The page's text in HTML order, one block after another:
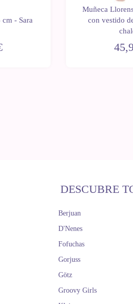
- Sara
Muñeca
con vestido
DESCUBRE
Berjuan
D'Nenes
Fofuchas
Gorjuss
Götz
Groovy Girls